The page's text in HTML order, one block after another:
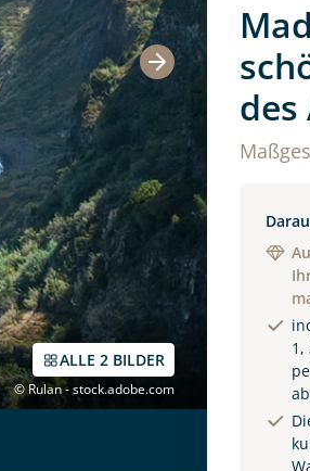
ALLE 2 BILDER
© Rulan - stock.adobe.com
1,